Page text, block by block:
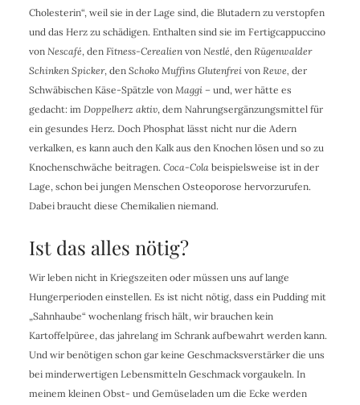
Cholesterin“, weil sie in der Lage sind, die Blutadern zu verstopfen
und das Herz zu schädigen. Enthalten sind sie im Fertigcappuccino
von Nescafé, den Fitness-Cerealienvon Nestlé, den Rügenwalder
Schinken Spicker, den Schoko Muffins Glutenfreivon Rewe, der
Schwäbischen Käse-Spätzle von Maggi – und, wer hätte es
gedacht: im Doppelherz aktiv, dem Nahrungsergänzungsmittel für
ein gesundes Herz. Doch Phosphat lässt nicht nur die Adern
verkalken, es kann auch den Kalk aus den Knochen lösen und so zu
Knochenschwäche beitragen. Coca-Colabeispielsweise ist in der
Lage, schon bei jungen Menschen Osteoporose hervorzurufen.
Dabei braucht diese Chemikalien niemand.
Ist das alles nötig?
Wir leben nicht in Kriegszeiten oder müssen uns auf lange
Hungerperioden einstellen. Es ist nicht nötig, dass ein Pudding mit
„Sahnhaube“ wochenlang frisch hält, wir brauchen kein
Kartoffelpüree, das jahrelang im Schrank aufbewahrt werden kann.
Und wir benötigen schon gar keine Geschmacksverstärker die uns
bei minderwertigen Lebensmitteln Geschmack vorgaukeln. In
meinem kleinen Obst- und Gemüseladen um die Ecke werden